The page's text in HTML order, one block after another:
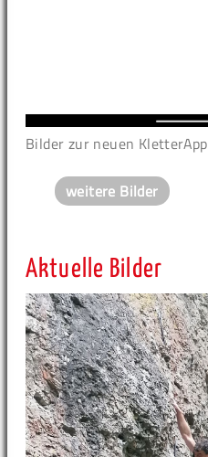
Bilder zur neuen KletterApp
weitere Bilder
Aktuelle Bilder